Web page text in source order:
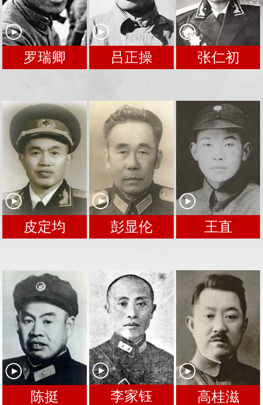
罗瑞卿 吕正操 张仁初
皮定均 彭显伦 王直
陈挺 李家钰 高桂滋